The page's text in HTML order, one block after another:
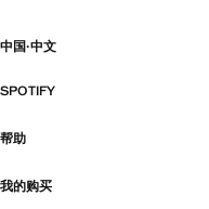
中国·中文
SPOTIFY
帮助
我的购买